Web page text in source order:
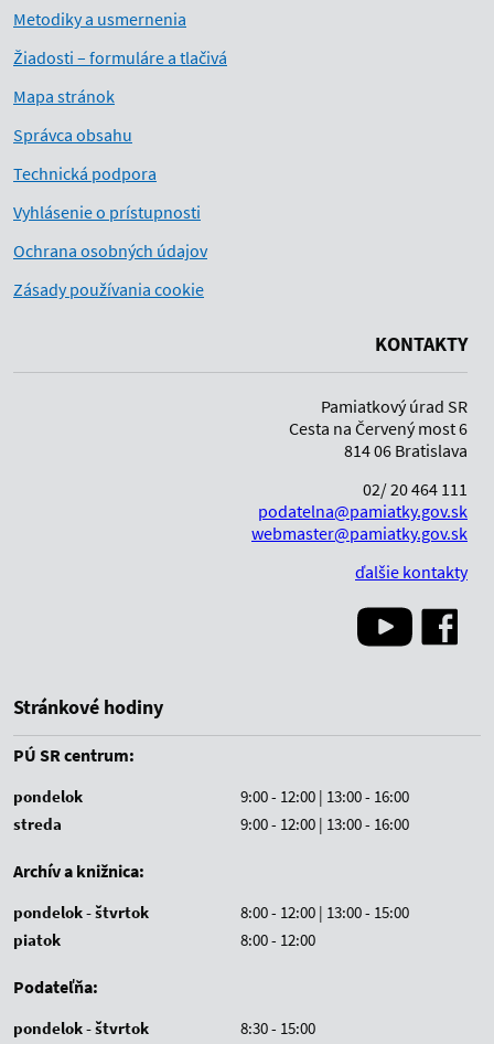
Metodiky a usmernenia
Žiadosti – formuláre a tlačivá
Mapa stránok
Správca obsahu
Technická podpora
Vyhlásenie o prístupnosti
Ochrana osobných údajov
Zásady používania cookie
KONTAKTY
Pamiatkový úrad SR
Cesta na Červený most 6
814 06 Bratislava
02/ 20 464 111
podatelna@pamiatky.gov.sk
webmaster@pamiatky.gov.sk
ďalšie kontakty
Stránkové hodiny
PÚ SR centrum:
pondelok
9:00 - 12:00 | 13:00 - 16:00
streda
9:00 - 12:00 | 13:00 - 16:00
Archív a knižnica:
pondelok - štvrtok
8:00 - 12:00 | 13:00 - 15:00
piatok
8:00 - 12:00
Podateľňa:
pondelok - štvrtok 8:30 - 15:00